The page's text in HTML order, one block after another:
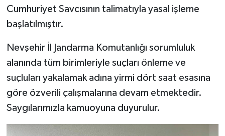
Cumhuriyet Savcısının talimatıyla yasal işleme
başlatılmıştır.
Nevşehir İl Jandarma Komutanlığı sorumluluk
alanında tüm birimleriyle suçları önleme ve
suçluları yakalamak adına yirmi dört saat esasına
göre özverili çalışmalarına devam etmektedir.
Saygılarımızla kamuoyuna duyurulur.